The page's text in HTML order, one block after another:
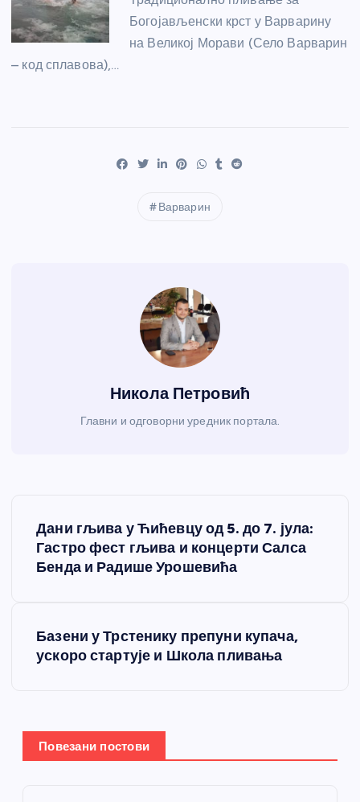
Богојављенски крст у Варварину
на Великој Морави (Село Варварин
– код сплавова),…
Варварин
Никола Петровић
Главни и одговорни уредник портала.
Дани гљива у Ћићевцу од 5. до 7. јула:
Гастро фест гљива и концерти Салса
Бенда и Радише Урошевића
Базени у Трстенику препуни купача,
ускоро стартује и Школа пливања
Повезани постови